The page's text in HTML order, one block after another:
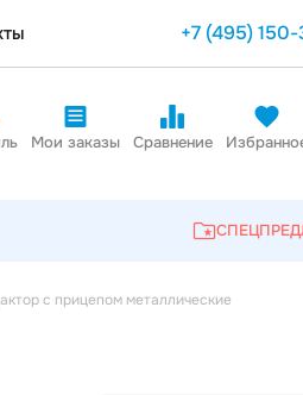
+7 (495) 150-
Мои заказы Сравнение
с прицепом металлические